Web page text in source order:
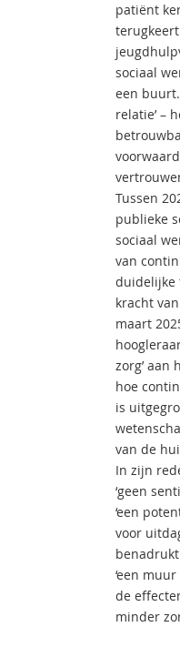
patiënt
sociaal
een
relatie’ –
Tussen
publieke
sociaal
van
duidelijke
kracht
maart
zorg’ aan
hoe
is
van de
In zijn
‘geen
‘een
voor
‘een
de
minder